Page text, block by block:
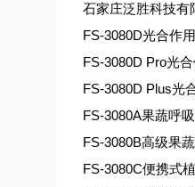
石家庄泛胜科技有
FS-3080D光合作
FS-3080D Pro光
FS-3080D Plus光
FS-3080A果蔬呼
FS-3080B高级果
FS-3080C便携式